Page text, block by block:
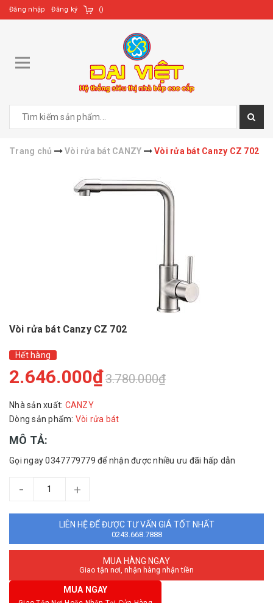
Đăng nhập Đăng ký ()
Trang chủ Vòi rửa bát CANZY Vòi rửa bát Canzy CZ 702
Vòi rửa bát Canzy CZ 702
Hết hàng
2.646.000₫3.780.000₫
Nhà sản xuất: CANZY
Dòng sản phẩm: Vòi rửa bát
MÔ TẢ:
Gọi ngay 0347779779 để nhận được nhiều ưu đãi hấp dẫn
- +
LIÊN HỆ ĐỂ ĐƯỢC TƯ VẤN GIÁ TỐT NHẤT
0243.668.7888
MUA HÀNG NGAY
Giao tận nơi, nhận hàng nhận tiền
MUA NGAY